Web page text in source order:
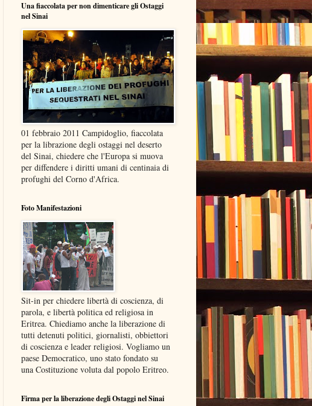
Una fiaccolata per non dimenticare gli Ostaggi
nel Sinai
01 febbraio 2011 Campidoglio, fiaccolata
per la librazione degli ostaggi nel deserto
del Sinai, chiedere che l'Europa si muova
per diffendere i diritti umani di centinaia di
profughi del Corno d'Africa.
Foto Manifestazioni
Sit-in per chiedere libertà di coscienza, di
parola, e libertà politica ed religiosa in
Eritrea. Chiediamo anche la liberazione di
tutti detenuti politici, giornalisti, obbiettori
di coscienza e leader religiosi. Vogliamo un
paese Democratico, uno stato fondato su
una Costituzione voluta dal popolo Eritreo.
Firma per la liberazione degli Ostaggi nel Sinai